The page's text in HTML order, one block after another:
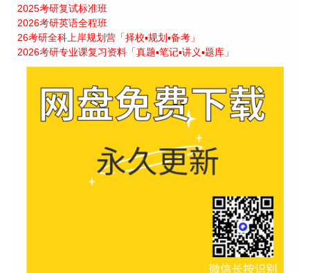
2025考研复试标准班
2026考研英语全程班
26考研全科上岸规划营「择校▪规划▪备考」
2026考研专业课复习资料「真题▪笔记▪讲义▪题库」